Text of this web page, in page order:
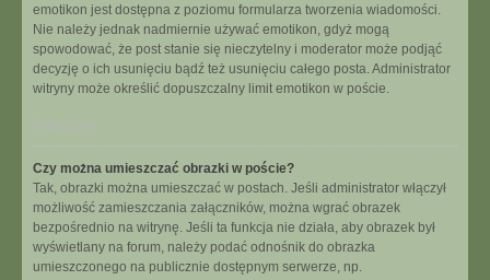
emotikon jest dostępna z poziomu formularza tworzenia wiadomości.
Nie należy jednak nadmiernie używać emotikon, gdyż mogą
spowodować, że post stanie się nieczytelny i moderator może podjąć
decyzję o ich usunięciu bądź też usunięciu całego posta. Administrator
witryny może określić dopuszczalny limit emotikon w poście.
Czy można umieszczać obrazki w poście?
Tak, obrazki można umieszczać w postach. Jeśli administrator włączył
możliwość zamieszczania załączników, można wgrać obrazek
bezpośrednio na witrynę. Jeśli ta funkcja nie działa, aby obrazek był
wyświetlany na forum, należy podać odnośnik do obrazka
umieszczonego na publicznie dostępnym serwerze, np.